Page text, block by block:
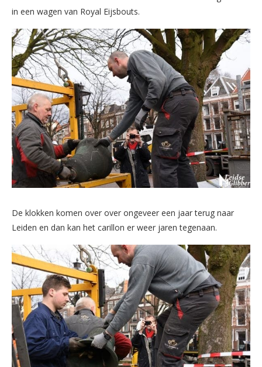
in een wagen van Royal Eijsbouts.
De klokken komen over over ongeveer een jaar terug naar
Leiden en dan kan het carillon er weer jaren tegenaan.